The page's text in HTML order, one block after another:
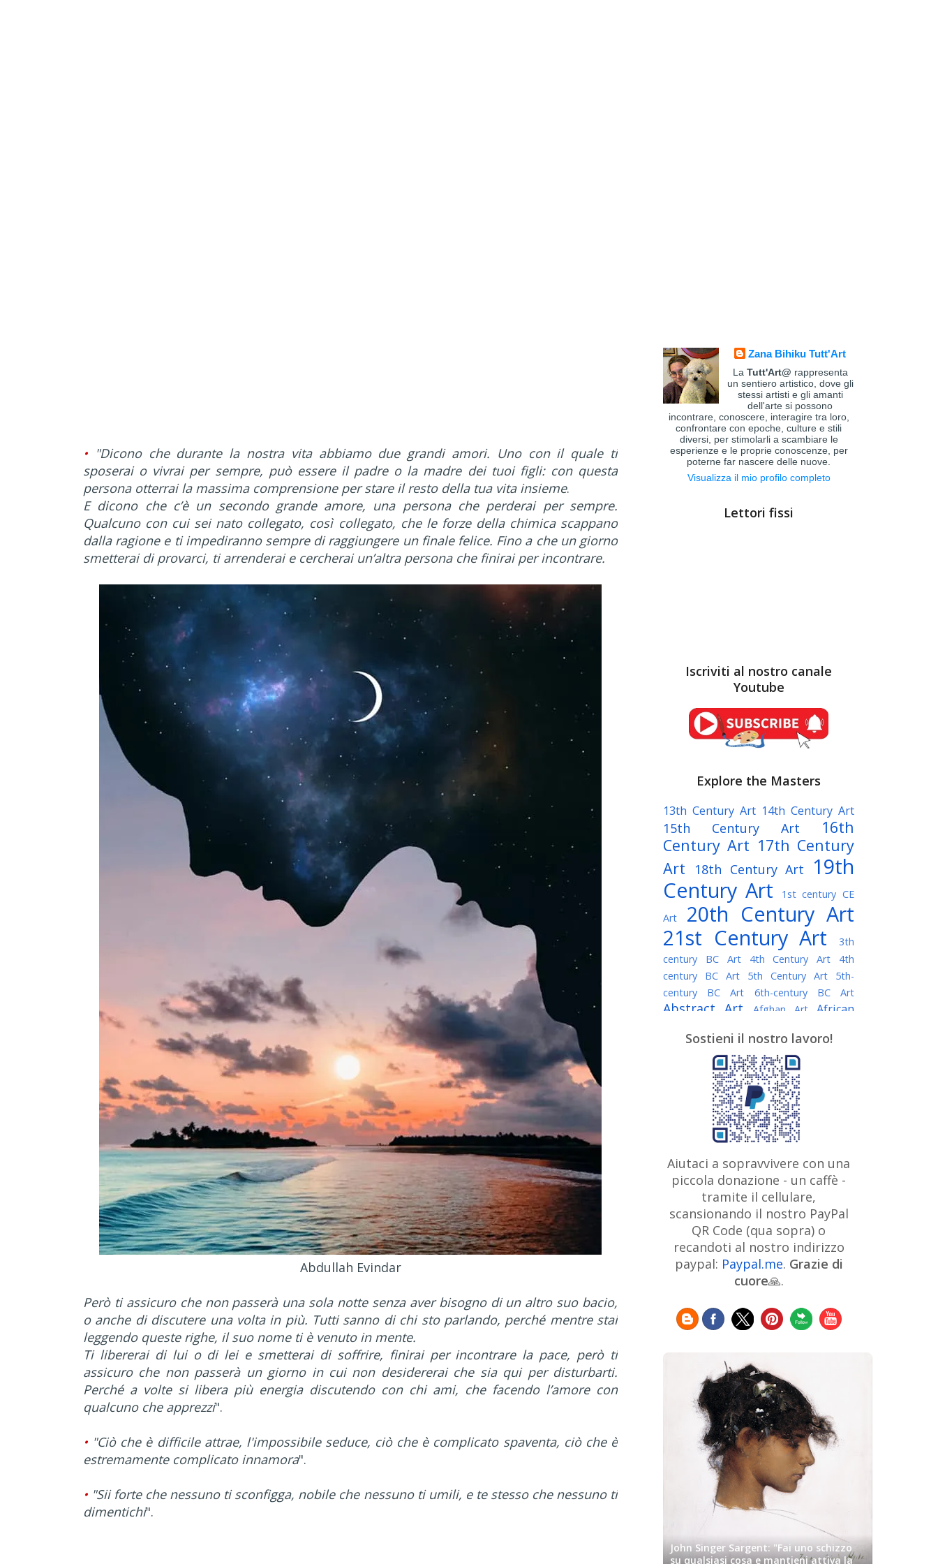
• "Dicono che durante la nostra vita abbiamo due grandi amori. Uno con il quale ti
sposerai o vivrai per sempre, può essere il padre o la madre dei tuoi figli: con questa
persona otterrai la massima comprensione per stare il resto della tua vita insieme.
E dicono che c’è un secondo grande amore, una persona che perderai per sempre.
Qualcuno con cui sei nato collegato, così collegato, che le forze della chimica scappano
dalla ragione e ti impediranno sempre di raggiungere un finale felice. Fino a che un giorno
smetterai di provarci, ti arrenderai e cercherai un’altra persona che finirai per incontrare.
Abdullah Evindar
Però ti assicuro che non passerà una sola notte senza aver bisogno di un altro suo bacio,
o anche di discutere una volta in più. Tutti sanno di chi sto parlando, perché mentre stai
leggendo queste righe, il suo nome ti è venuto in mente.
Ti libererai di lui o di lei e smetterai di soffrire, finirai per incontrare la pace, però ti
assicuro che non passerà un giorno in cui non desidererai che sia qui per disturbarti.
Perché a volte si libera più energia discutendo con chi ami, che facendo l’amore con
qualcuno che apprezzi".
• "Ciò che è difficile attrae, l'impossibile seduce, ciò che è complicato spaventa, ciò che è
estremamente complicato innamora".
• "Sii forte che nessuno ti sconfigga, nobile che nessuno ti umili, e te stesso che nessuno ti
dimentichi".
Zana Bihiku Tutt'Art
La Tutt'Art@ rappresenta
un sentiero artistico, dove gli
stessi artisti e gli amanti
dell'arte si possono
incontrare, conoscere, interagire tra loro,
confrontare con epoche, culture e stili
diversi, per stimolarli a scambiare le
esperienze e le proprie conoscenze, per
poterne far nascere delle nuove.
Visualizza il mio profilo completo
Lettori fissi
Iscriviti al nostro canale
Youtube
Explore the Masters
13th Century Art 14th Century Art
15th Century Art
16th
Century Art 17th Century
Art
18th Century Art
19th
Century Art
1st century CE
Art
20th Century Art
21st Century Art
3th
century BC Art
4th Century Art
4th
century BC Art
5th Century Art
5th-
century BC Art
6th-century BC Art
Abstract Art Afghan Art
African
Algerian painter American Art
Argentine Art Armenian painter
Art history Art Institute of Chicago
Art Quotes - Literature
Australian Art Austrian Art
Austro-Hungarian Art Awarded
Artist
Baroque Art
Belarusian
Art Belgian Art Bohemian Art Bolivian
Bosnian Art Brazilian Art British
Art British Museum Brooklyn Museum
Bulgarian Art Burmese Art Canadian
Art
Caravaggio
Chilean Art
Chinese Art Christie's
Claude
Cleveland Museum of Art
ArtCzech ArtistDanish Art Digital
Art Dutch Art Édouard Manet
Expressionism Fauve Art
Finnish Art Flemish Art
French Art Frick Collection
Borghese
GAM Milano GAM Torino
Genre painter Georgian Art
German Art Getty Museum Greek
Guatemalan Artist
Henri Matisse
Hermitage Museum Hungarian Art
Impressionism Art
Iranian Art
Art
Israeli Art Italian Art
Japanese Art
Jewish Art
Sostieni il nostro lavoro!
Aiutaci a sopravvivere con una
piccola donazione - un caffè -
tramite il cellulare,
scansionando il nostro PayPal
QR Code (qua sopra) o
recandoti al nostro indirizzo
paypal: Paypal.me. Grazie di
cuore🙏.
John Singer Sargent: "Fai uno schizzo
su qualsiasi cosa e mantieni attiva la